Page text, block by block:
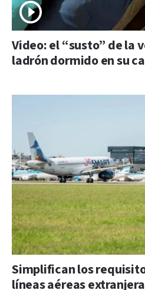
Video: el “susto” de la
ladrón dormido en su
Simplifican los
líneas aéreas